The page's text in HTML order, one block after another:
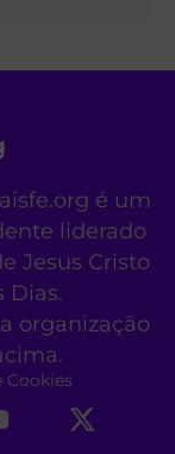
é um
liderado
Jesus Cristo
Dias.
organização
Cookies